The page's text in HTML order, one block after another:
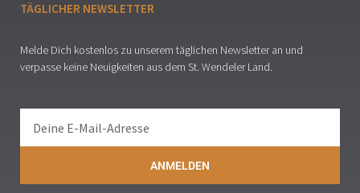
TÄGLICHER NEWSLETTER
Melde Dich kostenlos zu unserem täglichen Newsletter an und
verpasse keine Neuigkeiten aus dem St. Wendeler Land.
ANMELDEN